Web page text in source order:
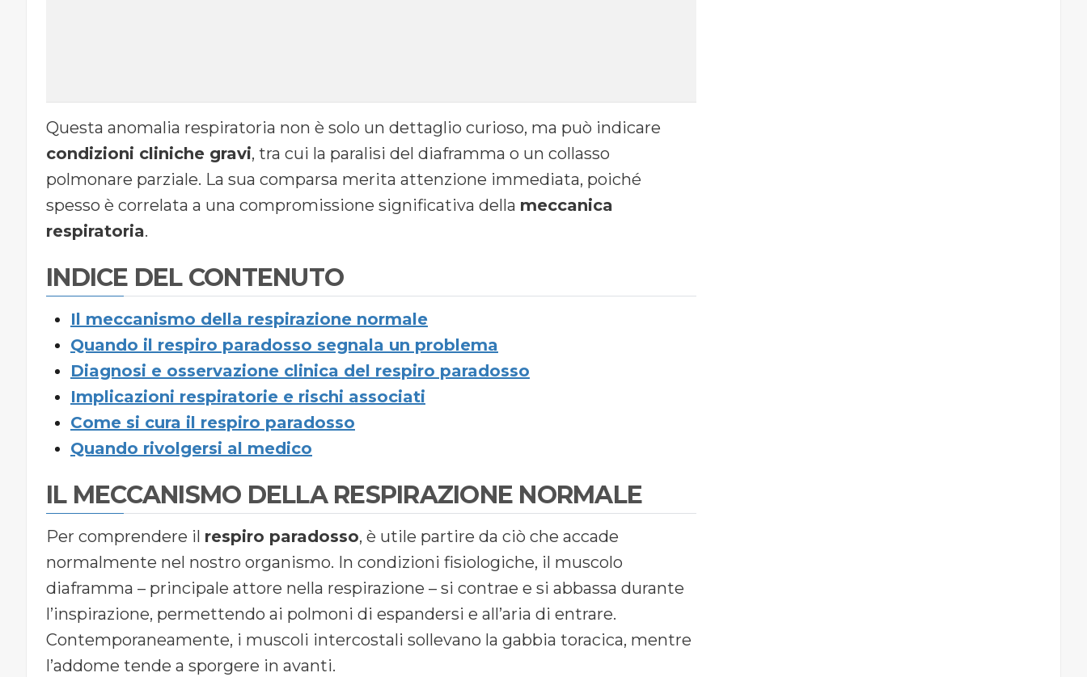
Questa anomalia respiratoria non è solo un dettaglio curioso, ma può indicare
condizioni cliniche gravi, tra cui la paralisi del diaframma o un collasso
polmonare parziale. La sua comparsa merita attenzione immediata, poiché
spesso è correlata a una compromissione significativa della meccanica
respiratoria.
INDICE DEL CONTENUTO
Il meccanismo della respirazione normale
Quando il respiro paradosso segnala un problema
Diagnosi e osservazione clinica del respiro paradosso
Implicazioni respiratorie e rischi associati
Come si cura il respiro paradosso
Quando rivolgersi al medico
IL MECCANISMO DELLA RESPIRAZIONE NORMALE
Per comprendere il respiro paradosso, è utile partire da ciò che accade
normalmente nel nostro organismo. In condizioni fisiologiche, il muscolo
diaframma – principale attore nella respirazione – si contrae e si abbassa durante
l’inspirazione, permettendo ai polmoni di espandersi e all’aria di entrare.
Contemporaneamente, i muscoli intercostali sollevano la gabbia toracica, mentre
l’addome tende a sporgere in avanti.